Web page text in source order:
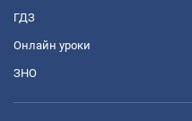
ГДЗ
Онлайн уроки
ЗНО